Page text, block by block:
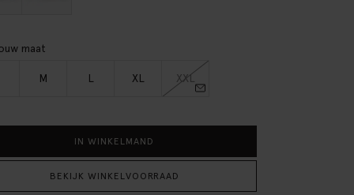
maat
M L XL XXL
IN WINKELMAND
BEKIJK WINKELVOORRAAD